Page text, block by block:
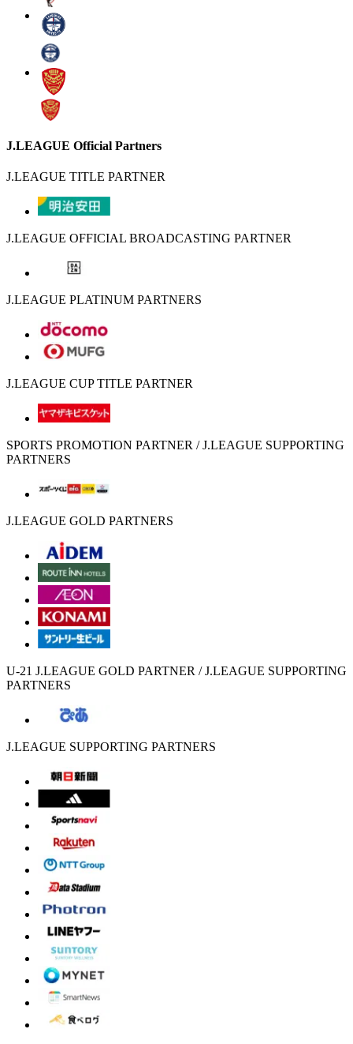
J.LEAGUE Official Partners
J.LEAGUE TITLE PARTNER
J.LEAGUE OFFICIAL BROADCASTING PARTNER
J.LEAGUE PLATINUM PARTNERS
J.LEAGUE CUP TITLE PARTNER
SPORTS PROMOTION PARTNER / J.LEAGUE SUPPORTING
PARTNERS
J.LEAGUE GOLD PARTNERS
U-21 J.LEAGUE GOLD PARTNER / J.LEAGUE SUPPORTING
PARTNERS
J.LEAGUE SUPPORTING PARTNERS